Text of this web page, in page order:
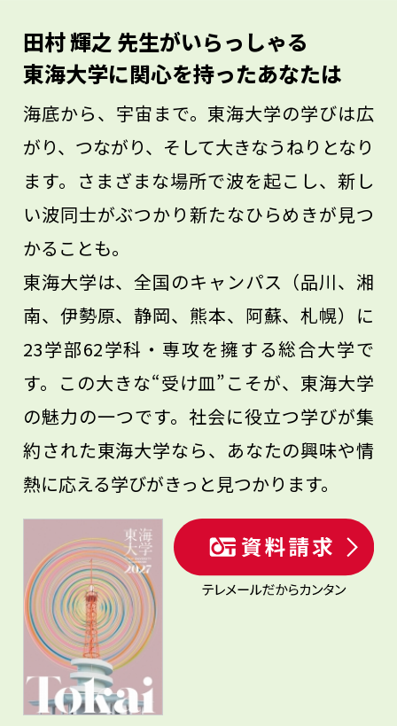
か月、半年、1年以上がんばることができま
す。まずは「1週間」の目標を達成できるよ
田村 輝之 先生がいらっしゃる
東海大学に関心を持ったあなたは
海底から、宇宙まで。東海大学の学びは広
がり、つながり、そして大きなうねりとなり
ます。さまざまな場所で波を起こし、新し
い波同士がぶつかり新たなひらめきが見つ
かることも。
東海大学は、全国のキャンパス（品川、湘
南、伊勢原、静岡、熊本、阿蘇、札幌）に
23学部62学科・専攻を擁する総合大学で
す。この大きな“受け皿”こそが、東海大学
の魅力の一つです。社会に役立つ学びが集
約された東海大学なら、あなたの興味や情
熱に応える学びがきっと見つかります。